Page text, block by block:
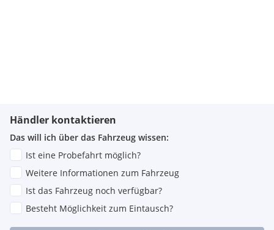
Händler kontaktieren
Das will ich über das Fahrzeug wissen:
Ist eine Probefahrt möglich?
Weitere Informationen zum Fahrzeug
Ist das Fahrzeug noch verfügbar?
Besteht Möglichkeit zum Eintausch?